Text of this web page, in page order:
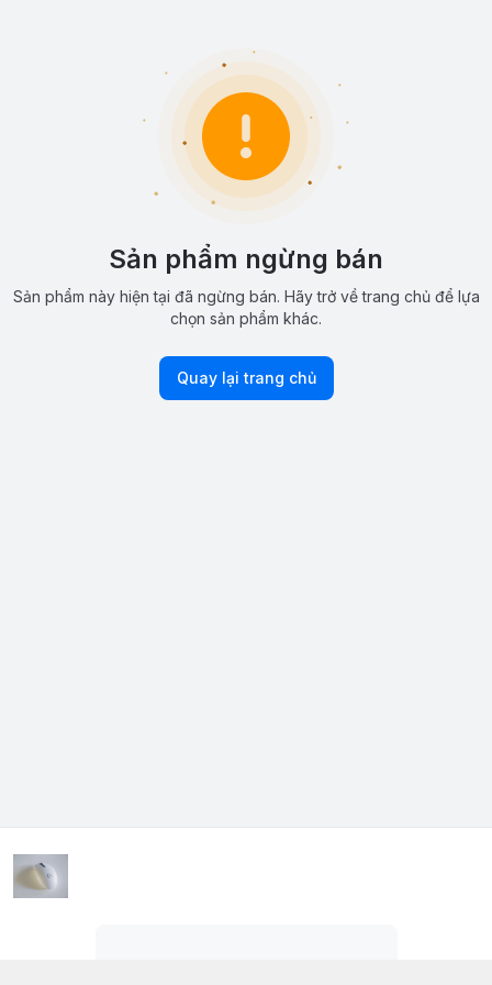
Sản phẩm ngừng bán
Sản phẩm này hiện tại đã ngừng bán. Hãy trở về trang chủ để lựa
chọn sản phẩm khác.
Quay lại trang chủ